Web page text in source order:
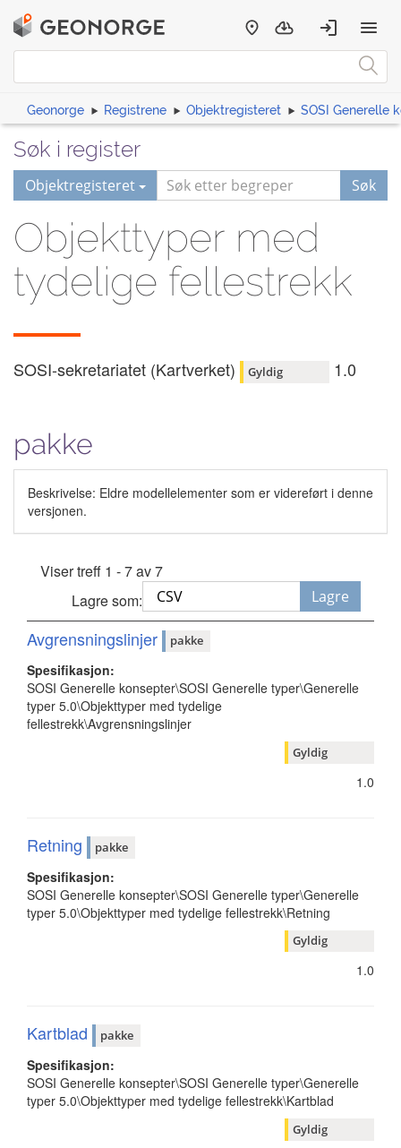
Geonorge Registrene Objektregisteret SOSI Generelle
Søk i register
Objektregisteret Søk
Objekttyper med
tydelige fellestrekk
SOSI-sekretariatet (Kartverket) Gyldig 1.0
pakke
Beskrivelse: Eldre modellelementer som er videreført i denne
versjonen.
Viser treff 1 - 7 av 7
Lagre som:
Lagre
Avgrensningslinjer pakke
Spesifikasjon:
SOSI Generelle konsepter\SOSI Generelle typer\Generelle
typer 5.0\Objekttyper med tydelige
fellestrekk\Avgrensningslinjer
Gyldig
1.0
Retning pakke
Spesifikasjon:
SOSI Generelle konsepter\SOSI Generelle typer\Generelle
typer 5.0\Objekttyper med tydelige fellestrekk\Retning
Gyldig
1.0
Kartblad pakke
Spesifikasjon:
SOSI Generelle konsepter\SOSI Generelle typer\Generelle
typer 5.0\Objekttyper med tydelige fellestrekk\Kartblad
Gyldig